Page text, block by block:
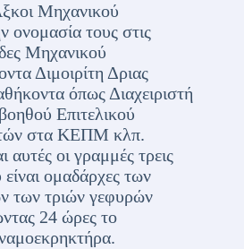
Μηχανικού
ονομασία τους στις
Μηχανικού
Διμοιρίτη Δριας
όπως Διαχειριστή
Επιτελικού
στα ΚΕΠΜ κλπ.
οι γραμμές τρεις
ομαδάρχες των
των τριών γεφυρών
24 ώρες το